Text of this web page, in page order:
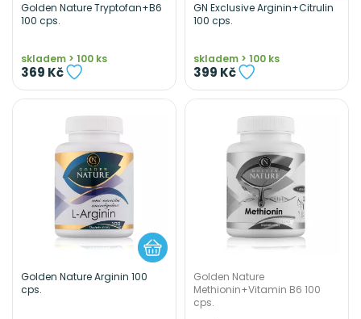
Golden Nature Tryptofan+B6
100 cps.
skladem > 100 ks
369 Kč
GN Exclusive Arginin+Citrulin
100 cps.
skladem > 100 ks
399 Kč
Golden Nature Arginin 100
cps.
Golden Nature
Methionin+Vitamin B6 100
cps.